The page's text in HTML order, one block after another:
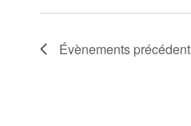
Évènements précédent